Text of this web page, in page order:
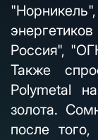
Россия",
Также
Polymetal
золота.
после того,